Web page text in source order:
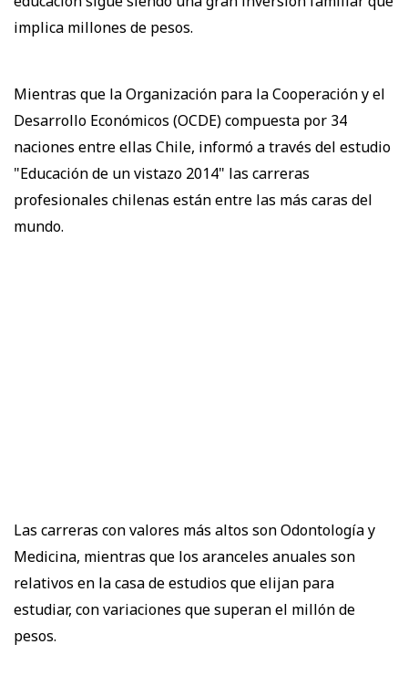
implica millones de pesos.
Mientras que la Organización para la Cooperación y el
Desarrollo Económicos (OCDE) compuesta por 34
naciones entre ellas Chile, informó a través del estudio
"Educación de un vistazo 2014" las carreras
profesionales chilenas están entre las más caras del
mundo.
Las carreras con valores más altos son Odontología y
Medicina, mientras que los aranceles anuales son
relativos en la casa de estudios que elijan para
estudiar, con variaciones que superan el millón de
pesos.